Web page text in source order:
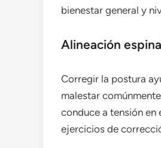
bienestar general y
Alineación
Corregir la postura
malestar
conduce a tensión en
ejercicios de